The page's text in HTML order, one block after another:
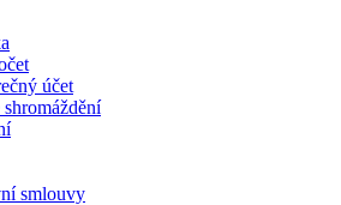
účet
shromáždění
smlouvy